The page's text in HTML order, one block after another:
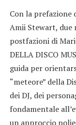
Con la prefazione
Amii Stewart, due
postfazioni di
DELLA DISCO
guida per
“meteore” della
dei DJ, dei
fondamentale
un approccio